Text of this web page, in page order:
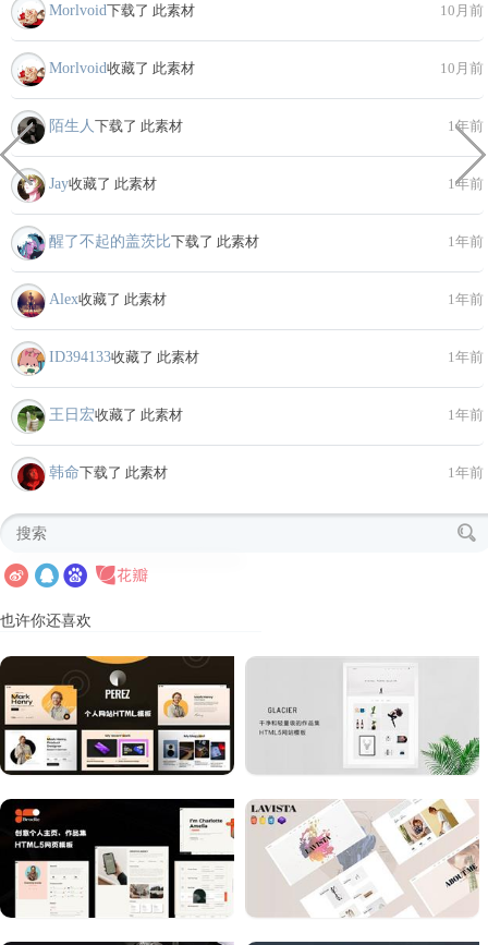
Morlvoid下载了 此素材 10月前
Morlvoid收藏了 此素材 10月前
陌生人 下载了 此素材 1年前
Jay收藏了 此素材 1年前
醒了不起的盖茨比下载了 此素材 1年前
Alex收藏了 此素材 1年前
ID394133收藏了 此素材 1年前
王日宏收藏了 此素材 1年前
韩命下载了 此素材 1年前
也许你还喜欢